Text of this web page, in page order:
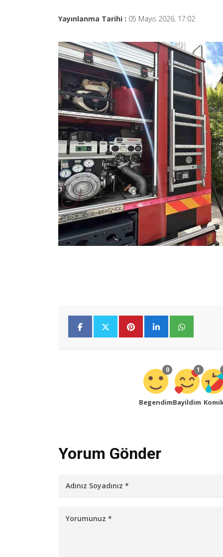
Yayınlanma Tarihi : 05 Mayıs 2026, 17:02
0
Begendim
1
Bayildim
Yorum Gönder